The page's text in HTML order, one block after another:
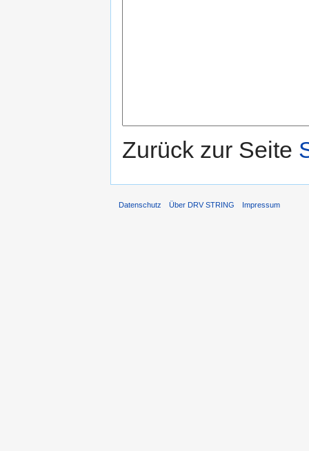
Zurück zur Seite
Datenschutz Über DRV STRING Impressum